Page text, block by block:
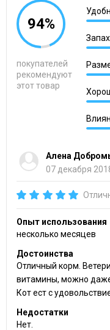
94%
покупателей
рекомендуют
этот товар
Запах
Алена
07 декабря
Опыт использования
несколько месяцев
Достоинства
Отличный корм.
витамины, можно даже
Кот ест с
Недостатки
Нет.